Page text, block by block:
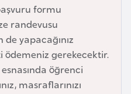
formu
randevusu
de yapacağınız
gerekecektir.
öğrenci
masraflarınızı